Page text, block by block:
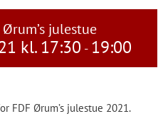
julestue
kl. 17:30 - 19:00
FDF Ørum’s julestue 2021.